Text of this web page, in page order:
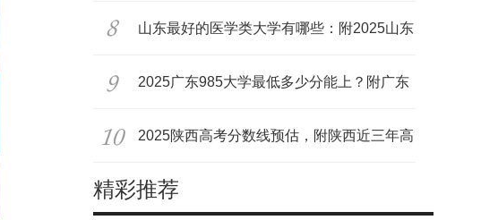
得
山东最好的医学类大学有哪些：附2025山东
医
2025广东985大学最低多少分能上？附广东
所
2025陕西高考分数线预估，附陕西近三年高
考
精彩推荐